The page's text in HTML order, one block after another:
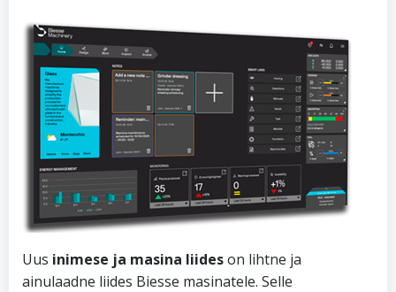
Uus inimese ja masina liideson lihtne ja
ainulaadne liides Biesse masinatele. Selle